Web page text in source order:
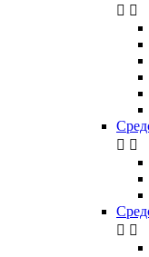
 
 
 